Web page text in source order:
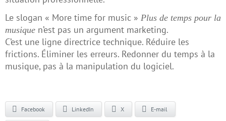
Le slogan « More time for music » Plus de temps pour la
musique n’est pas un argument marketing.
C’est une ligne directrice technique. Réduire les
frictions. Éliminer les erreurs. Redonner du temps à la
musique, pas à la manipulation du logiciel.
Facebook LinkedIn X E-mail